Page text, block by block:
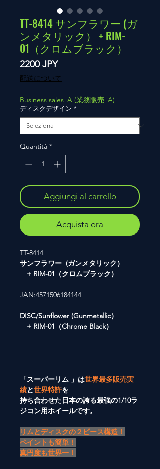
TT-8414 サンフラワー (ガ
ンメタリック） + RIM-
01（クロムブラック）
2200 JPYPrezzo
配送について
Business sales_A (業務販売_A)
ディスクデザイン *
Quantità *
Aggiungi al carrello
Acquista ora
TT-8414
サンフラワー (ガンメタリック）
+ RIM-01（クロムブラック）
JAN:4571506184144
DISC/Sunflower (Gunmetallic）
+ RIM-01（Chrome Black）
「スーパーリム 」は世界最多販売実
績と世界特許を
持ち合わせた日本の誇る最強の1/10ラ
ジコン用ホイールです。
リムとディスクの２ピース構造！
ペイントも簡単！
真円度も世界一！